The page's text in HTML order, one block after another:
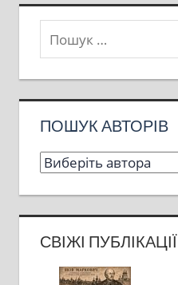
ПОШУК АВТОРІВ
СВІЖІ ПУБЛІКАЦІЇ